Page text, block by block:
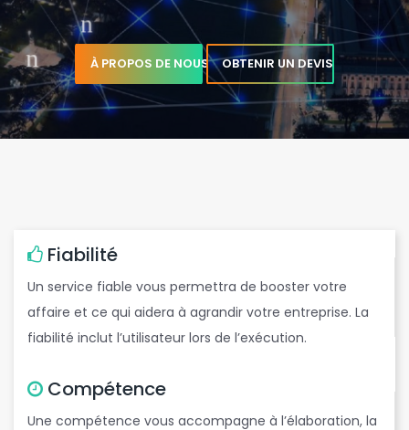
À PROPOS DE NOUS OBTENIR UN DEVIS
Fiabilité
Un service fiable vous permettra de booster votre
affaire et ce qui aidera à agrandir votre entreprise. La
fiabilité inclut l’utilisateur lors de l’exécution.
Compétence
Une compétence vous accompagne à l’élaboration, la